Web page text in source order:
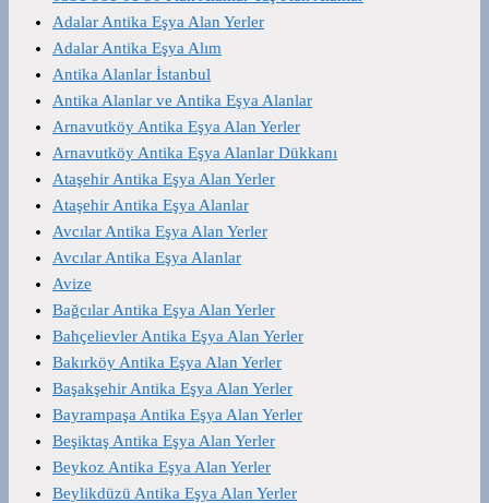
Adalar Antika Eşya Alan Yerler
Adalar Antika Eşya Alım
Antika Alanlar İstanbul
Antika Alanlar ve Antika Eşya Alanlar
Arnavutköy Antika Eşya Alan Yerler
Arnavutköy Antika Eşya Alanlar Dükkanı
Ataşehir Antika Eşya Alan Yerler
Ataşehir Antika Eşya Alanlar
Avcılar Antika Eşya Alan Yerler
Avcılar Antika Eşya Alanlar
Avize
Bağcılar Antika Eşya Alan Yerler
Bahçelievler Antika Eşya Alan Yerler
Bakırköy Antika Eşya Alan Yerler
Başakşehir Antika Eşya Alan Yerler
Bayrampaşa Antika Eşya Alan Yerler
Beşiktaş Antika Eşya Alan Yerler
Beykoz Antika Eşya Alan Yerler
Beylikdüzü Antika Eşya Alan Yerler